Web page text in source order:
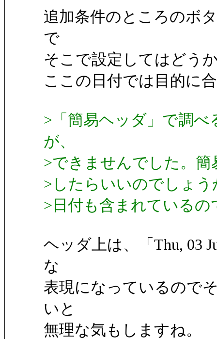
追加条件のところのボ
で
そこで設定してはどう
ここの日付では目的に
>「簡易ヘッダ」で調
が、
>できませんでした。
>したらいいのでしょう
>日付も含まれている
ヘッダ上は、「Thu, 03
な
表現になっているので
いと
無理な気もしますね。